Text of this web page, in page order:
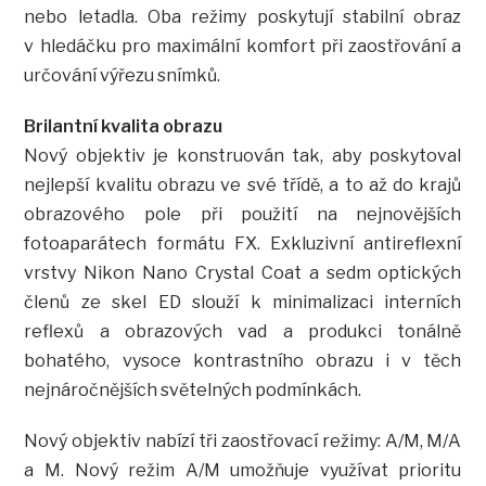
nebo letadla. Oba režimy poskytují stabilní obraz
v hledáčku pro maximální komfort při zaostřování a
určování výřezu snímků.
Brilantní kvalita obrazu
Nový objektiv je konstruován tak, aby poskytoval
nejlepší kvalitu obrazu ve své třídě, a to až do krajů
obrazového pole při použití na nejnovějších
fotoaparátech formátu FX. Exkluzivní antireflexní
vrstvy Nikon Nano Crystal Coat a sedm optických
členů ze skel ED slouží k minimalizaci interních
reflexů a obrazových vad a produkci tonálně
bohatého, vysoce kontrastního obrazu i v těch
nejnáročnějších světelných podmínkách.
Nový objektiv nabízí tři zaostřovací režimy: A/M, M/A
a M. Nový režim A/M umožňuje využívat prioritu